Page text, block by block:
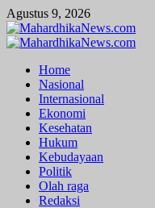
Skip
to
content
Agustus 9, 2026
Primary
Home
Nasional
Internasional
Ekonomi
Kesehatan
Hukum
Kebudayaan
Politik
Olah raga
Redaksi